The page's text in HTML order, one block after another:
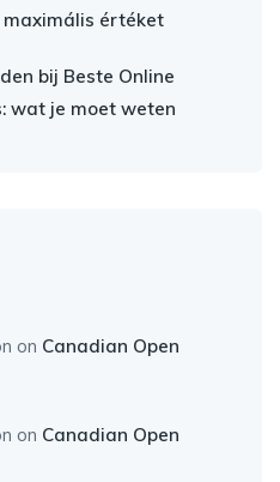
értéket
bij Beste Online
wat je moet weten
on Canadian Open
on Canadian Open